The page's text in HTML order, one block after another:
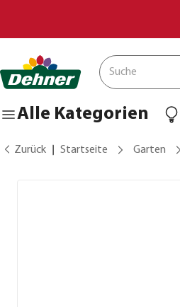
Alle Kategorien
Zurück Startseite Garten